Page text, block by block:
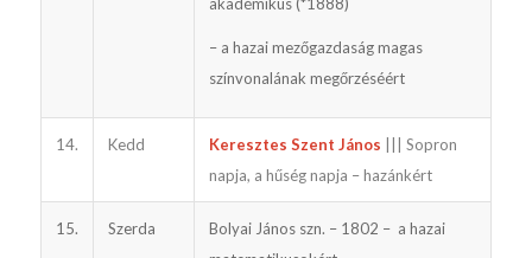
– a hazai mezőgazdaság magas
színvonalának megőrzéséért
14. Kedd Keresztes Szent János ||| Sopron
napja, a hűség napja – hazánkért
15. Szerda
Bolyai János szn. – 1802 – a hazai